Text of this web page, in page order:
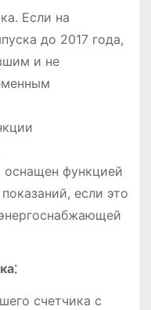
Если на
до 2017 года,
и не
оснащен функцией
если это
счетчика с